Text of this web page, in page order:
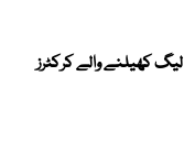
کھیلنے والے کرکٹرز